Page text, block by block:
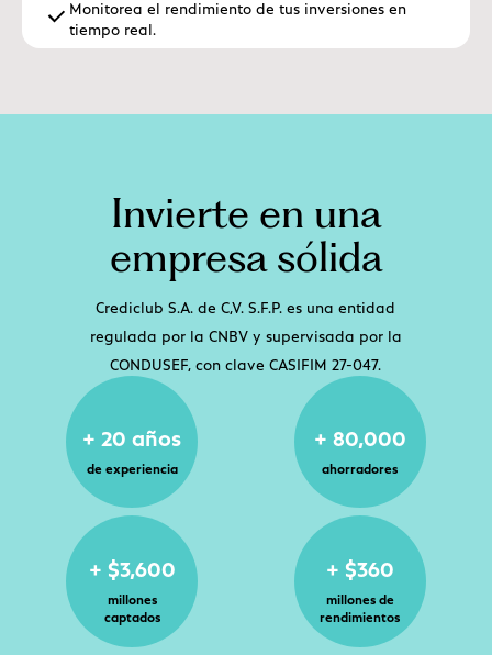
Monitorea el rendimiento de tus inversiones en
tiempo real.
Invierte en una
empresa sólida
Crediclub S.A. de C,V. S.F.P. es una entidad
regulada por la CNBV y supervisada por la
CONDUSEF, con clave CASIFIM 27-047.
+ 20 años
de experiencia
+ 80,000
ahorradores
+ $3,600
millones
captados
+ $360
millones de
rendimientos